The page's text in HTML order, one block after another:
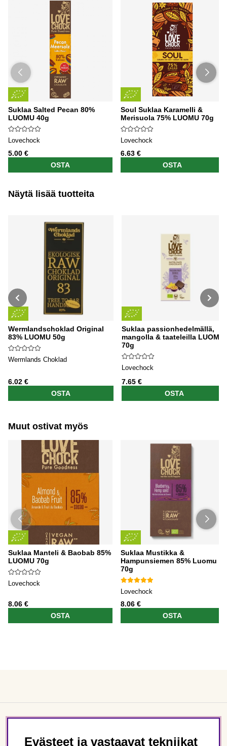
Suklaa Salted Pecan 80%
LUOMU 40g
Lovechock
5.00 €
OSTA
Soul Suklaa Karamelli &
Merisuola 75% LUOMU 70g
Lovechock
6.63 €
OSTA
Näytä lisää tuotteita
Wermlandschoklad Original
83% LUOMU 50g
Wermlands Choklad
6.02 €
OSTA
Suklaa passionhedelmällä,
mangolla & taateleilla LUOMU
70g
Lovechock
7.65 €
OSTA
Muut ostivat myös
Suklaa Manteli & Baobab 85%
LUOMU 70g
Lovechock
8.06 €
OSTA
Suklaa Mustikka &
Hampunsiemen 85% Luomu
70g
Lovechock
8.06 €
OSTA
Evästeet ja vastaavat tekniikat